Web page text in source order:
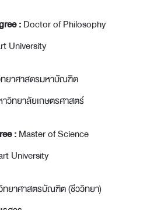
:Doctor of Philosophy
University
ยาศาสตรมหาบัณฑิต
วิทยาลัยเกษตรศาสตร์
:Master of Science
University
ทยาศาสตรบัณฑิต (ชีววิทยา)